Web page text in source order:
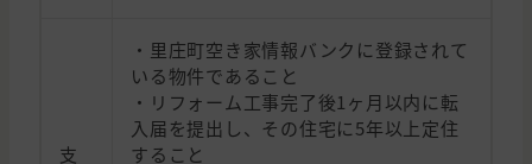
支
・里庄町空き家情報バンクに登録されて
いる物件であること
・リフォーム工事完了後1ヶ月以内に転
入届を提出し、その住宅に5年以上定住
すること